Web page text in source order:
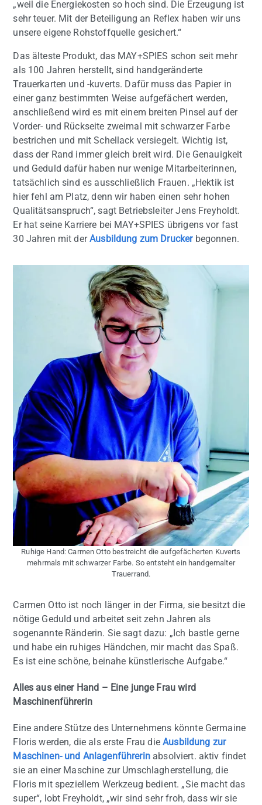
„weil die Energiekosten so hoch sind. Die Erzeugung ist
sehr teuer. Mit der Beteiligung an Reflex haben wir uns
unsere eigene Rohstoffquelle gesichert.“
Das älteste Produkt, das MAY+SPIES schon seit mehr
als 100 Jahren herstellt, sind handgeränderte
Trauerkarten und -kuverts. Dafür muss das Papier in
einer ganz bestimmten Weise aufgefächert werden,
anschließend wird es mit einem breiten Pinsel auf der
Vorder- und Rückseite zweimal mit schwarzer Farbe
bestrichen und mit Schellack versiegelt. Wichtig ist,
dass der Rand immer gleich breit wird. Die Genauigkeit
und Geduld dafür haben nur wenige Mitarbeiterinnen,
tatsächlich sind es ausschließlich Frauen. „Hektik ist
hier fehl am Platz, denn wir haben einen sehr hohen
Qualitätsanspruch“, sagt Betriebsleiter Jens Freyholdt.
Er hat seine Karriere bei MAY+SPIES übrigens vor fast
30 Jahren mit derAusbildung zum Druckerbegonnen.
Ruhige Hand: Carmen Otto bestreicht die aufgefächerten Kuverts
mehrmals mit schwarzer Farbe. So entsteht ein handgemalter
Trauerrand.
Carmen Otto ist noch länger in der Firma, sie besitzt die
nötige Geduld und arbeitet seit zehn Jahren als
sogenannte Ränderin. Sie sagt dazu: „Ich bastle gerne
und habe ein ruhiges Händchen, mir macht das Spaß.
Es ist eine schöne, beinahe künstlerische Aufgabe.“
Alles aus einer Hand – Eine junge Frau wird
Maschinenführerin
Eine andere Stütze des Unternehmens könnte Germaine
Floris werden, die als erste Frau dieAusbildung zur
Maschinen- und Anlagenführerinabsolviert. aktiv findet
sie an einer Maschine zur Umschlagherstellung, die
Floris mit speziellem Werkzeug bedient. „Sie macht das
super“, lobt Freyholdt, „wir sind sehr froh, dass wir sie